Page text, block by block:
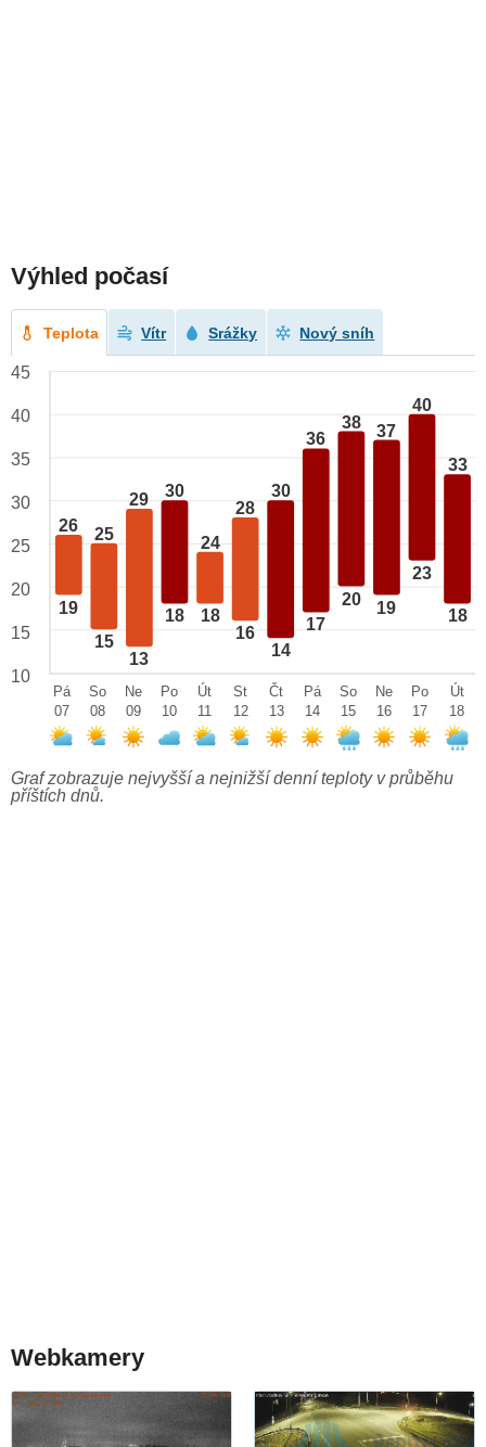
Výhled počasí
Teplota Vítr Srážky Nový sníh
26
19
25
15
29
13
30
18
24
18
28
16
30
14
36
17
38
20
37
19
40
23
33
18
45
40
35
30
25
20
15
10
Pá
07
So
08
Ne
09
Po
10
Út
11
St
12
Čt
13
Pá
14
So
15
Ne
16
Po
17
Út
18
Graf zobrazuje nejvyšší a nejnižší denní teploty v průběhu
příštích dnů.
Webkamery